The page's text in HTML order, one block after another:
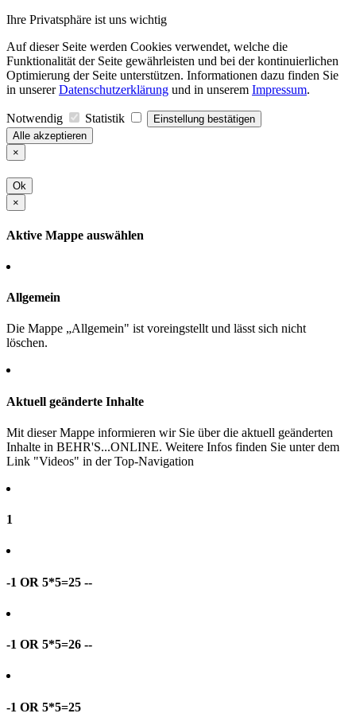
Ihre Privatsphäre ist uns wichtig
Auf dieser Seite werden Cookies verwendet, welche die
Funktionalität der Seite gewährleisten und bei der kontinuierlichen
Optimierung der Seite unterstützen. Informationen dazu finden Sie
in unsererDatenschutzerklärung und in unserem Impressum.
Notwendig Statistik
Einstellung bestätigen
Alle akzeptieren
×
Ok
×
Aktive Mappe auswählen
Allgemein
Die Mappe „Allgemein" ist voreingstellt und lässt sich nicht
löschen.
Aktuell geänderte Inhalte
Mit dieser Mappe informieren wir Sie über die aktuell geänderten
Inhalte in BEHR'S...ONLINE. Weitere Infos finden Sie unter dem
Link "Videos" in der Top-Navigation
1
-1 OR 5*5=25 --
-1 OR 5*5=26 --
-1 OR 5*5=25